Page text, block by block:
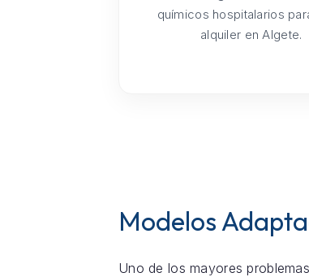
químicos hospitalarios
alquiler en Algete.
Modelos
Uno de los mayores